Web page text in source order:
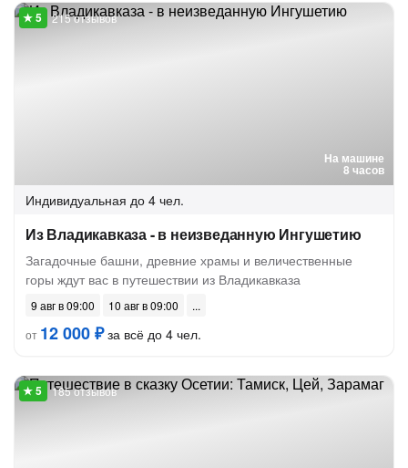
На машине
8 часов
215 отзывов
Индивидуальная до 4 чел.
Из Владикавказа - в неизведанную Ингушетию
Загадочные башни, древние храмы и величественные
горы ждут вас в путешествии из Владикавказа
9 авг в 09:00
10 авг в 09:00
от 12 000 ₽за всё до 4 чел.
185 отзывов